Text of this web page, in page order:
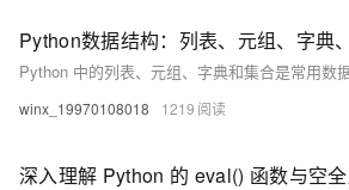
Python数据结构：列表、元组、字典
winx_19970108018 1219
深入理解 Python 的 eval() 函数与空